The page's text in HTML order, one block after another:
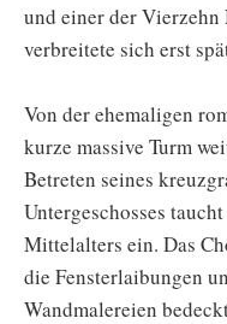
und einer der
verbreitete sich erst
Von der ehemaligen
kurze massive Turm
Betreten seines
Untergeschosses
Mittelalters ein. Das
die Fensterlaibungen
Wandmalereien